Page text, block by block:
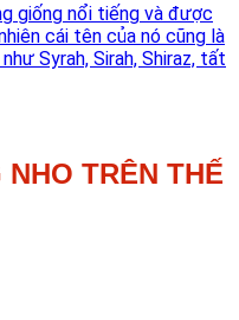
giống nổi tiếng và được
cái tên của nó cũng là
Syrah, Sirah, Shiraz, tất
TRÊN THẾ